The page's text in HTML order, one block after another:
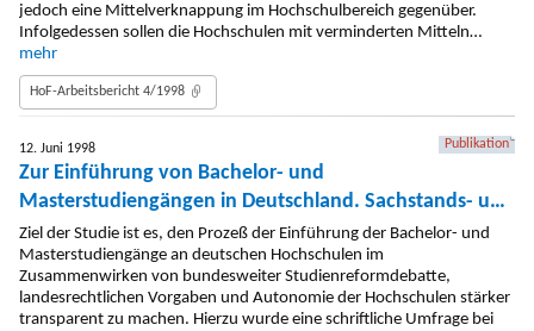
jedoch eine Mittelverknappung im Hochschulbereich gegenüber.
Infolgedessen sollen die Hochschulen mit verminderten Mitteln…
mehr
HoF-Arbeitsbericht 4/1998
12. Juni 1998 Publikation
Zur Einführung von Bachelor- und
Masterstudiengängen in Deutschland. Sachstands- und
Problemanalyse
Ziel der Studie ist es, den Prozeß der Einführung der Bachelor- und
Masterstudiengänge an deutschen Hochschulen im
Zusammenwirken von bundesweiter Studienreformdebatte,
landesrechtlichen Vorgaben und Autonomie der Hochschulen stärker
transparent zu machen. Hierzu wurde eine schriftliche Umfrage bei